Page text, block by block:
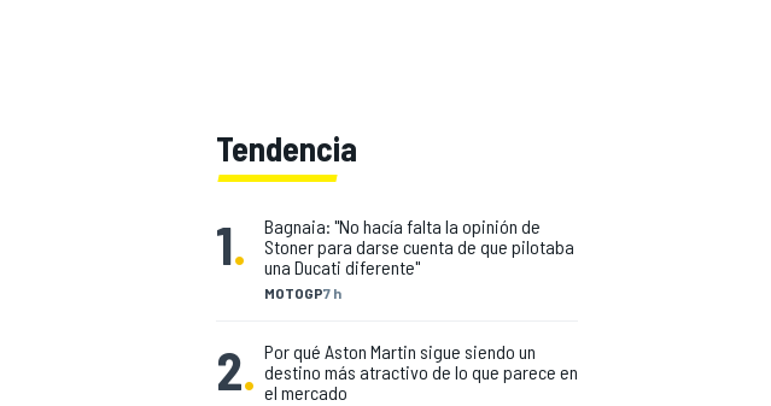
Tendencia
1.
MOTOGP7 h
Bagnaia: "No hacía falta la opinión de
Stoner para darse cuenta de que pilotaba
una Ducati diferente"
2. Por qué Aston Martin sigue siendo un
destino más atractivo de lo que parece en
el mercado